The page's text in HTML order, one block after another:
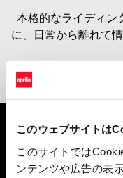
このウェブサイトは
このサイトでは
ンテンツや広告の表
本格的なライディン
に、日常から離れて
タイチフ